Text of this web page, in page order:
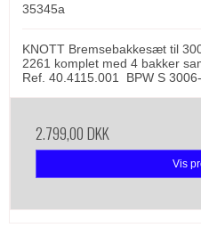
35345a
KNOTT Bremsebakkesæt til
2261 komplet med 4 bakker
Ref. 40.4115.001 BPW S
2.799,00 DKK
Vis